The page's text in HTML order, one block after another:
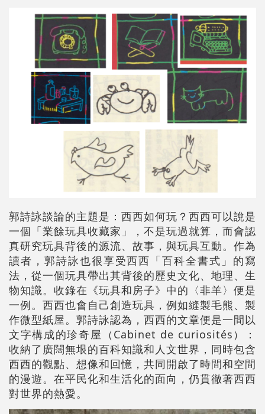
郭詩詠談論的主題是：西西如何玩？西西可以說是
一個「業餘玩具收藏家」，不是玩過就算，而會認
真研究玩具背後的源流、故事，與玩具互動。作為
讀者，郭詩詠也很享受西西「百科全書式」的寫
法，從一個玩具帶出其背後的歷史文化、地理、生
物知識。收錄在《玩具和房子》中的〈非羊〉便是
一例。西西也會自己創造玩具，例如縫製毛熊、製
作微型紙屋。郭詩詠認為，西西的文章便是一間以
文字構成的珍奇屋（Cabinet de curiosités）：
收納了廣闊無垠的百科知識和人文世界，同時包含
西西的觀點、想像和回憶，共同開啟了時間和空間
的漫遊。在平民化和生活化的面向，仍貫徹著西西
對世界的熱愛。